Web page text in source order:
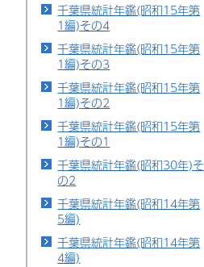
千葉県統計年鑑(昭和15年第
1編)その4
千葉県統計年鑑(昭和15年第
1編)その3
千葉県統計年鑑(昭和15年第
1編)その2
千葉県統計年鑑(昭和15年第
1編)その1
千葉県統計年鑑(昭和30年)そ
の2
千葉県統計年鑑(昭和14年第
5編)
千葉県統計年鑑(昭和14年第
4編)